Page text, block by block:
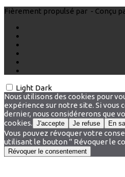
Fièrement propulsé par - Conçu
Light Dark
Nous utilisons des cookies pour
expérience sur notre site. Si vous
dernier, nous considérerons que
cookies. J'accepte Je refuse En
Vous pouvez révoquer votre
utilisant le bouton " Révoquer le
Révoquer le consentement